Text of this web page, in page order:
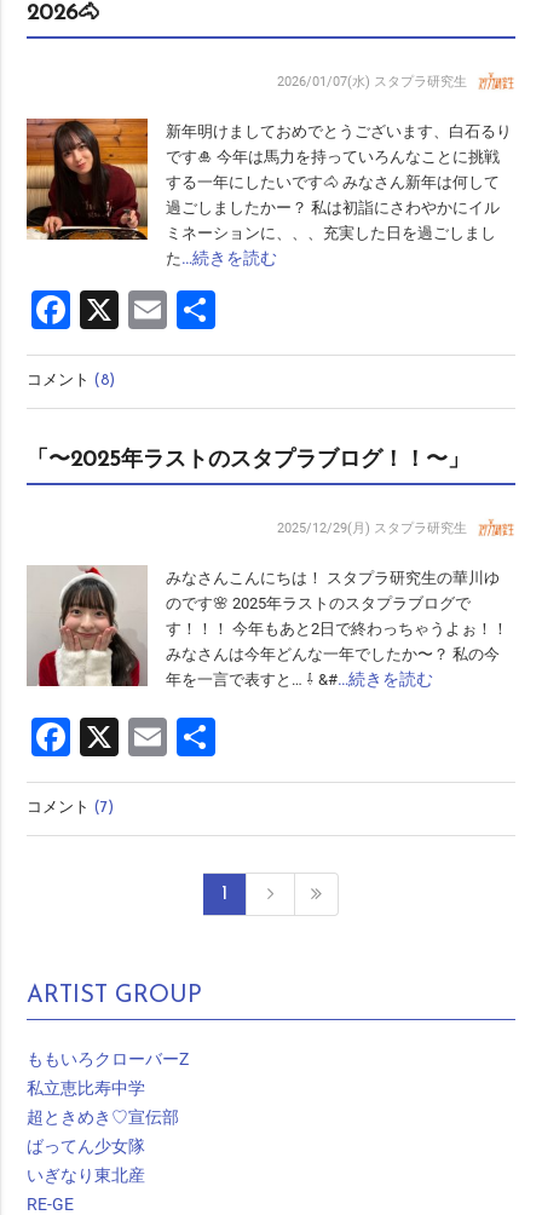
2026🐴
2026/01/07(水) スタプラ研究生
新年明けましておめでとうございます、白石るり
です🎍 今年は馬力を持っていろんなことに挑戦
する一年にしたいです🐴 みなさん新年は何して
過ごしましたかー？ 私は初詣にさわやかにイル
ミネーションに、、、充実した日を過ごしまし
た…続きを読む
Facebook
X Email
有
コメント(8)
「〜2025年ラストのスタプラブログ！！〜」
2025/12/29(月) スタプラ研究生
みなさんこんにちは！ スタプラ研究生の華川ゆ
のです🌸 2025年ラストのスタプラブログで
す！！！ 今年もあと2日で終わっちゃうよぉ！！
みなさんは今年どんな一年でしたか〜？ 私の今
年を一言で表すと… ⇩ &#…続きを読む
Facebook
X Email
有
コメント(7)
1
ARTIST GROUP
ももいろクローバーZ
私立恵比寿中学
超ときめき♡宣伝部
ばってん少女隊
いぎなり東北産
RE-GE